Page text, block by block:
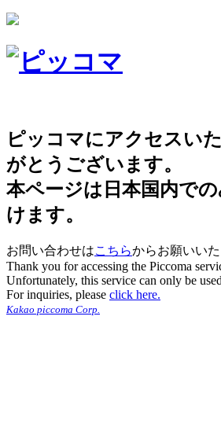
ピッコマにアクセスい
がとうございます。
本ページは日本国内で
けます。
お問い合わせはこちらからお願いいた
Thank you for accessing the Piccoma
Unfortunately, this service can only be
For inquiries, please click here.
Kakao piccoma Corp.